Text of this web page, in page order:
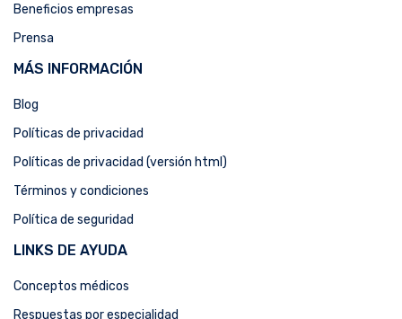
Beneficios empresas
Prensa
MÁS INFORMACIÓN
Blog
Políticas de privacidad
Políticas de privacidad (versión html)
Términos y condiciones
Política de seguridad
LINKS DE AYUDA
Conceptos médicos
Respuestas por especialidad